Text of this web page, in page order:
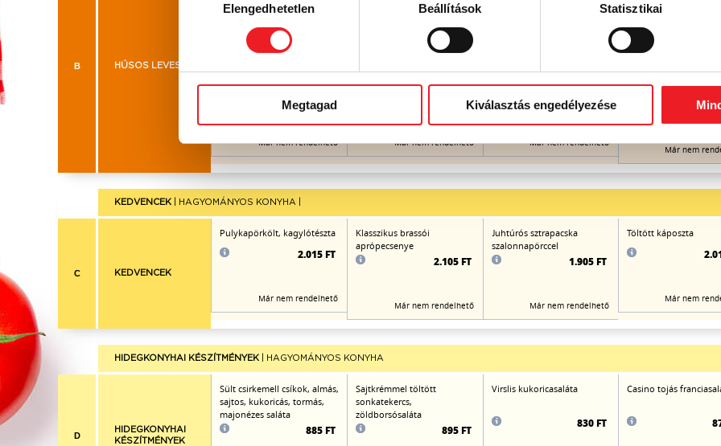
kiválasztásaElengedhetetlen Beállítások Statisztikai
Megtagad Kiválasztás engedélyezése
B HÚSOS LEVESEK
1.005 FT
Már nem rendelhető
1.040 FT
Már nem rendelhető
1.060 FT
Már nem rendelhető
zöldségekkel,
bambuszrüggyel)
Már nem
KEDVENCEK | HAGYOMÁNYOS KONYHA |
C KEDVENCEK
Pulykapörkölt, kagylótészta
2.015 FT
Már nem rendelhető
Klasszikus brassói
aprópecsenye
2.105 FT
Már nem rendelhető
Juhtúrós sztrapacska
szalonnapörccel
1.905 FT
Már nem rendelhető
Töltött káposzta
Már nem
HIDEGKONYHAI KÉSZÍTMÉNYEK | HAGYOMÁNYOS KONYHA
D
HIDEGKONYHAI
KÉSZÍTMÉNYEK
Sült csirkemell csíkok, almás,
sajtos, kukoricás, tormás,
majonézes saláta
885 FT
Sajtkrémmel töltött
sonkatekercs,
zöldborsósaláta
895 FT
Virslis kukoricasaláta
830 FT
Casino tojás